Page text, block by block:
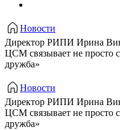
Новости
Директор РИПИ Ирина
ЦСМ связывает не просто
дружба»
Новости
Директор РИПИ Ирина
ЦСМ связывает не просто
дружба»